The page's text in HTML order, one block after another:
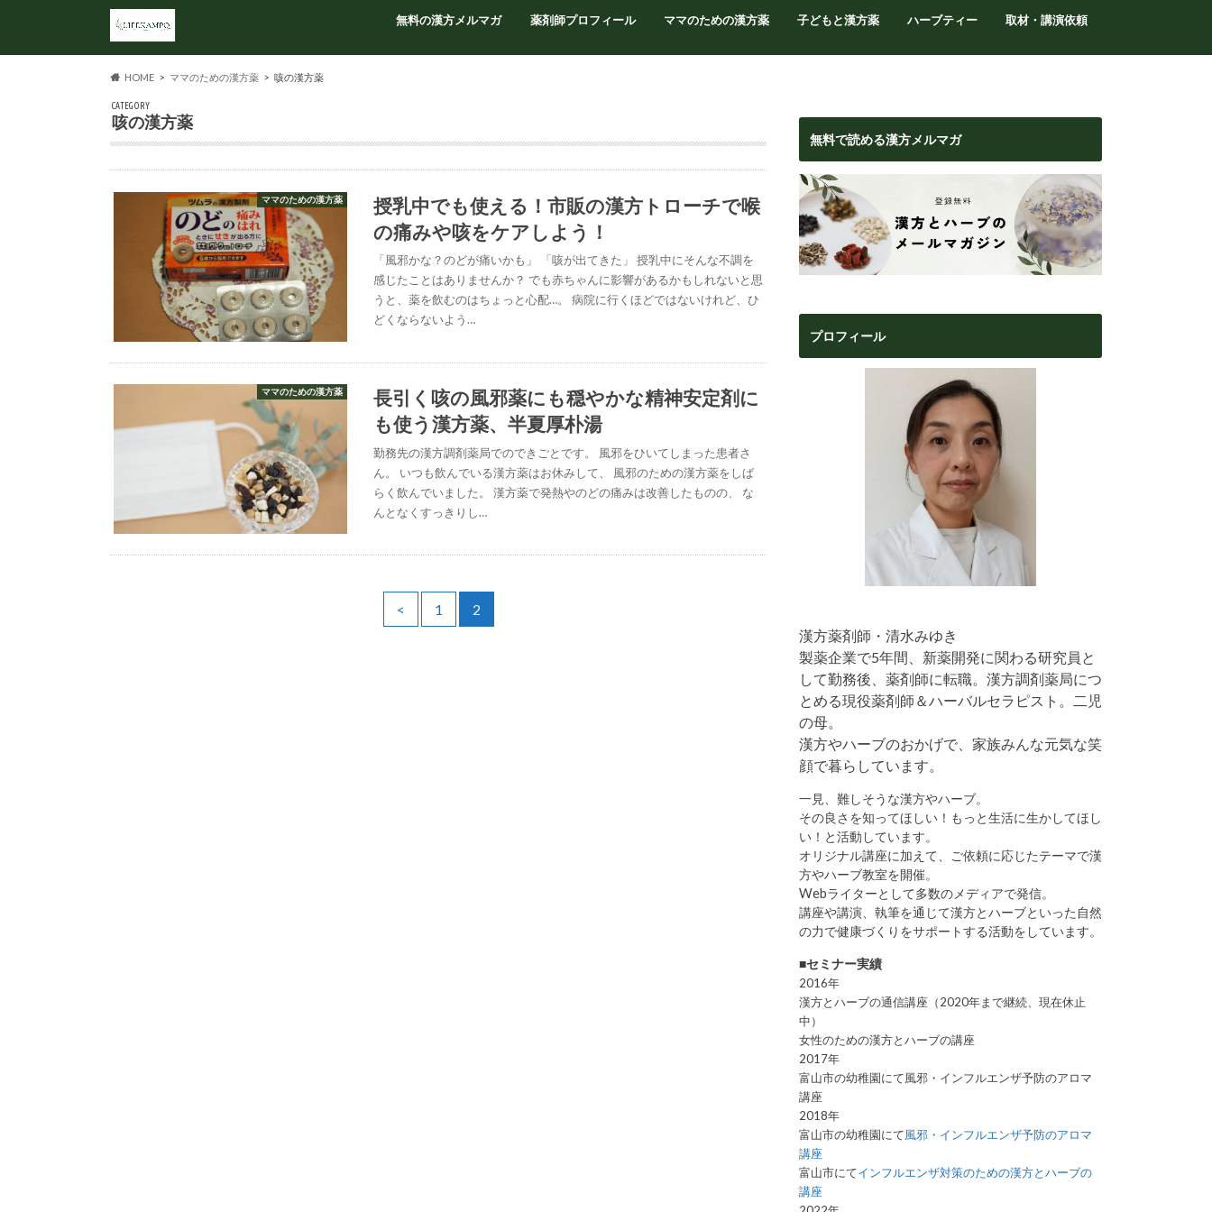
無料の漢方メルマガ 薬剤師プロフィール ママのための漢方薬 子どもと漢方薬 ハーブティー 取材・講演依頼
HOME ママのための漢方薬 咳の漢方薬
CATEGORY
咳の漢方薬
ママのための漢方薬
授乳中でも使える！市販の漢方トローチで喉
の痛みや咳をケアしよう！
「風邪かな？のどが痛いかも」 「咳が出てきた」 授乳中にそんな不調を
感じたことはありませんか？ でも赤ちゃんに影響があるかもしれないと思
うと、薬を飲むのはちょっと心配…。 病院に行くほどではないけれど、ひ
どくならないよう…
ママのための漢方薬
長引く咳の風邪薬にも穏やかな精神安定剤に
も使う漢方薬、半夏厚朴湯
勤務先の漢方調剤薬局でのできごとです。 風邪をひいてしまった患者さ
ん。 いつも飲んでいる漢方薬はお休みして、 風邪のための漢方薬をしば
らく飲んでいました。 漢方薬で発熱やのどの痛みは改善したものの、 な
んとなくすっきりし…
< 1 2
無料で読める漢方メルマガ
プロフィール
漢方薬剤師・清水みゆき
製薬企業で5年間、新薬開発に関わる研究員と
して勤務後、薬剤師に転職。漢方調剤薬局につ
とめる現役薬剤師＆ハーバルセラピスト。二児
の母。
漢方やハーブのおかげで、家族みんな元気な笑
顔で暮らしています。
一見、難しそうな漢方やハーブ。
その良さを知ってほしい！もっと生活に生かしてほし
い！と活動しています。
オリジナル講座に加えて、ご依頼に応じたテーマで漢
方やハーブ教室を開催。
Webライターとして多数のメディアで発信。
講座や講演、執筆を通じて漢方とハーブといった自然
の力で健康づくりをサポートする活動をしています。
■セミナー実績
2016年
漢方とハーブの通信講座（2020年まで継続、現在休止
中）
女性のための漢方とハーブの講座
2017年
富山市の幼稚園にて風邪・インフルエンザ予防のアロマ
講座
2018年
富山市の幼稚園にて風邪・インフルエンザ予防のアロマ
講座
富山市にてインフルエンザ対策のための漢方とハーブの
講座